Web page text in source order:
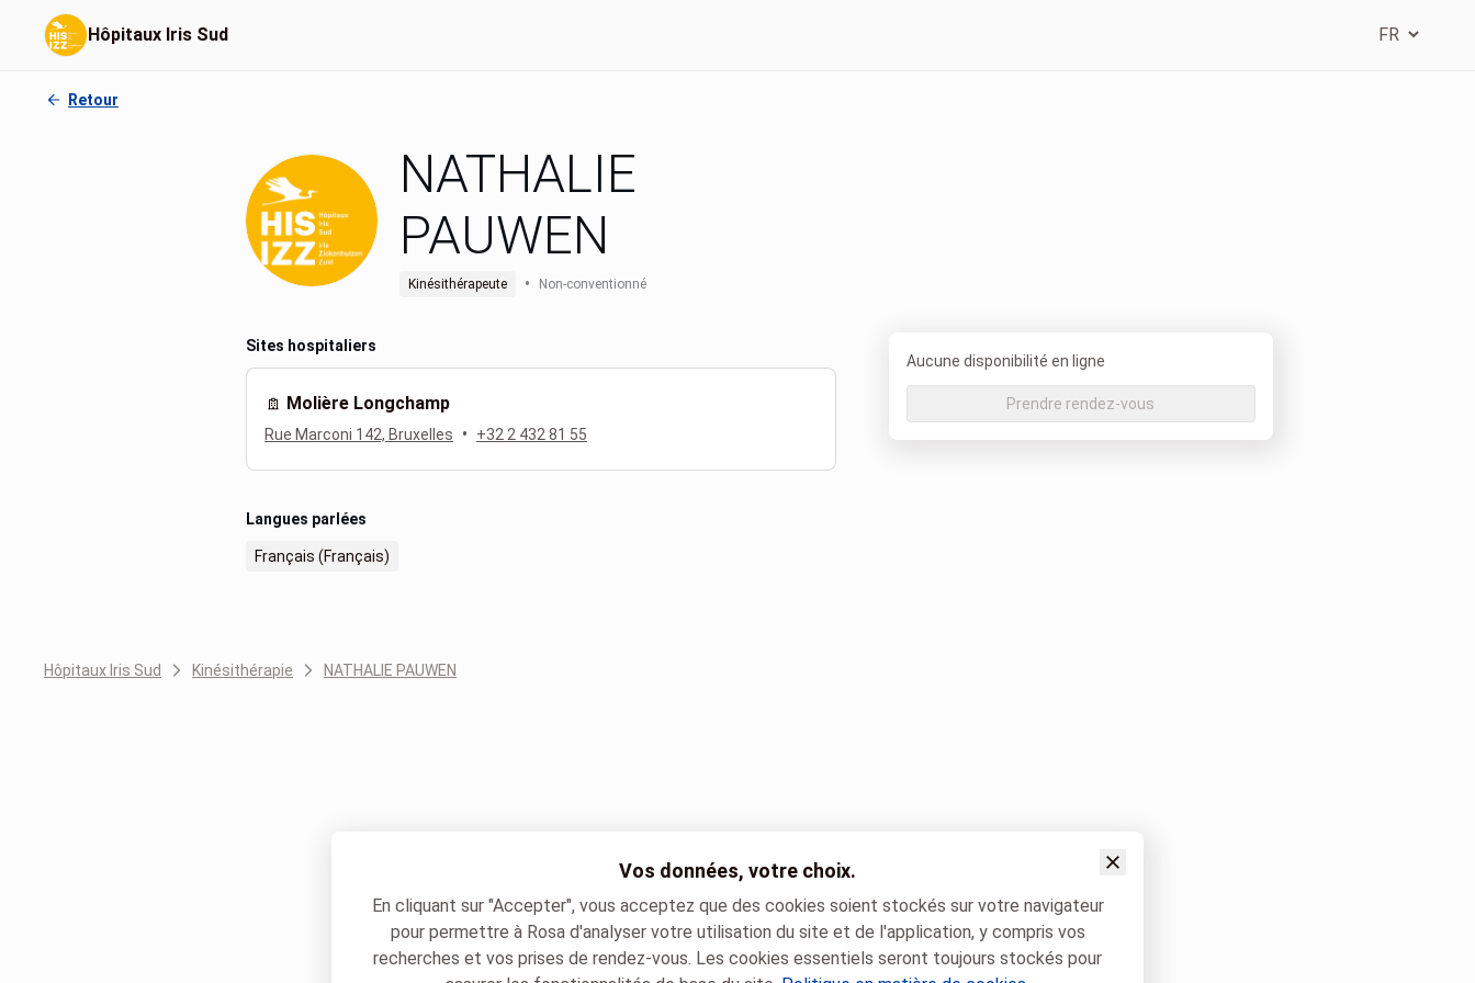
Hôpitaux Iris Sud
Retour
NATHALIE
PAUWEN
Kinésithérapeute • Non-conventionné
Sites hospitaliers
Molière Longchamp
Rue Marconi 142, Bruxelles • +32 2 432 81 55
Langues parlées
Français (Français)
Aucune disponibilité en ligne
Prendre rendez-vous
Hôpitaux Iris Sud Kinésithérapie NATHALIE PAUWEN
Vos données, votre choix.
En cliquant sur "Accepter", vous acceptez que des cookies soient stockés sur votre navigateur
pour permettre à Rosa d'analyser votre utilisation du site et de l'application, y compris vos
recherches et vos prises de rendez-vous. Les cookies essentiels seront toujours stockés pour